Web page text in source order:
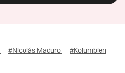
#Nicolás Maduro
#Kolumbien